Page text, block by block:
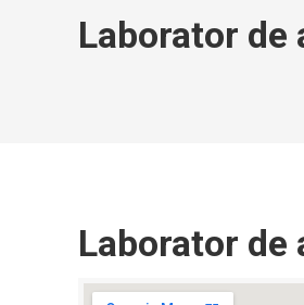
Laborator
Laborator de